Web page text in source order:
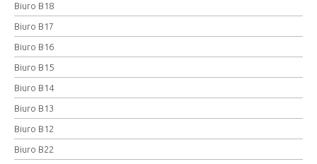
Biuro B18
Biuro B17
Biuro B16
Biuro B15
Biuro B14
Biuro B13
Biuro B12
Biuro B22